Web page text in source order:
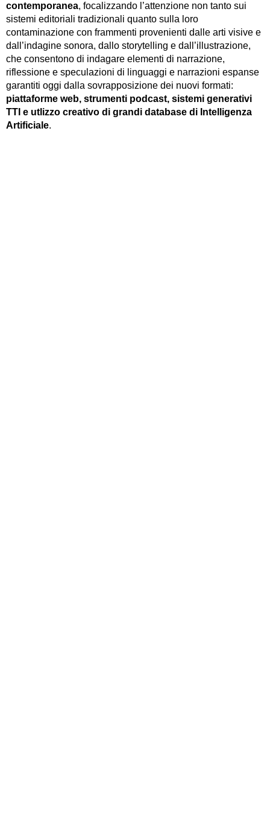
contemporanea, focalizzando l’attenzione non tanto sui
sistemi editoriali tradizionali quanto sulla loro
contaminazione con frammenti provenienti dalle arti visive e
dall’indagine sonora, dallo storytelling e dall’illustrazione,
che consentono di indagare elementi di narrazione,
riflessione e speculazioni di linguaggi e narrazioni espanse
garantiti oggi dalla sovrapposizione dei nuovi formati:
piattaforme web, strumenti podcast, sistemi generativi
TTI e utlizzo creativo di grandi database di Intelligenza
Artificiale.